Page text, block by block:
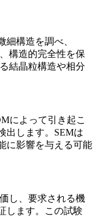
細構造を調べ、
構造的完全性を保
結晶粒構造や相分
によって引き起こ
出します。SEMは
に影響を与える可能
し、要求される機
します。この試験